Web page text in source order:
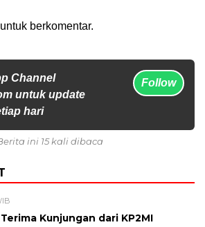
untuk berkomentar.
Channel
untuk update
hari
Follow
ini 15 kali dibaca
Kunjungan dari KP2MI